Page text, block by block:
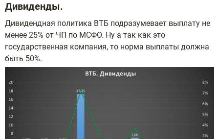
Дивиденды.
Дивидендная политика ВТБ подразумевает выплату не
менее 25% от ЧП по МСФО. Ну а так как это
государственная компания, то норма выплаты должна
быть 50%.